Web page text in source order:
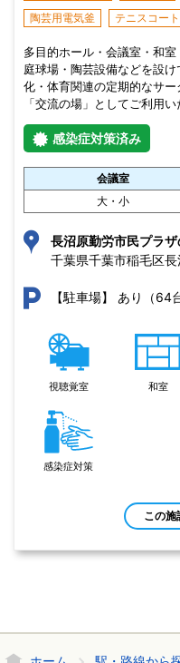
陶芸用電気釜
テニスコート
多目的ホール・会議室・和
庭球場・陶芸設備などを設
化・体育関連の定期的なサー
「交流の場」としてご利用い
感染症対策済み
会議室
大・小
長沼原勤労市民プラザ
千葉県千葉市稲毛区
【駐車場】 あり（64
視聴覚室 和室
感染症対策
この施